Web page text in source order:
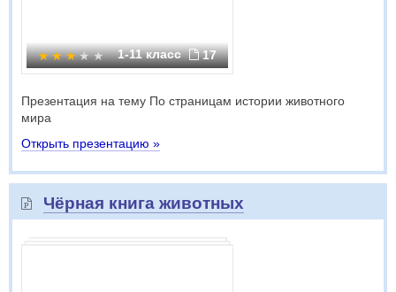
1-11 класс 17
Презентация на тему По страницам истории животного
мира
Открыть презентацию »
Чёрная книга животных